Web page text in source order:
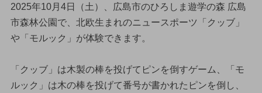
2025年10月4日（土）、広島市のひろしま遊学の森 広島
市森林公園で、北欧生まれのニュースポーツ「クッブ」
や「モルック」が体験できます。
「クッブ」は木製の棒を投げてピンを倒すゲーム、「モ
ルック」は木の棒を投げて番号が書かれたピンを倒し、